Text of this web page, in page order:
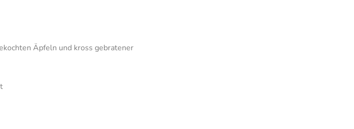
Äpfeln und kross gebratener